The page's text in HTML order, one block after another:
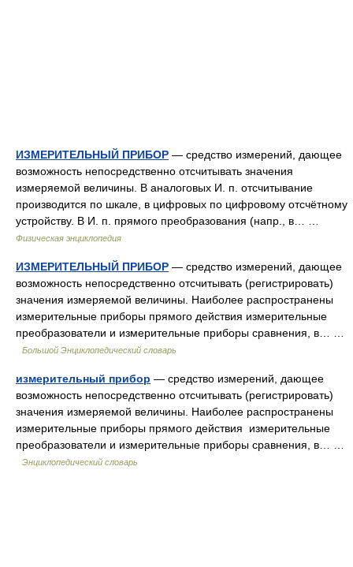
ИЗМЕРИТЕЛЬНЫЙ ПРИБОР — средство измерений, дающее
возможность непосредственно отсчитывать значения
измеряемой величины. В аналоговых И. п. отсчитывание
производится по шкале, в цифровых по цифровому отсчётному
устройству. В И. п. прямого преобразования (напр., в… …
Физическая энциклопедия
ИЗМЕРИТЕЛЬНЫЙ ПРИБОР — средство измерений, дающее
возможность непосредственно отсчитывать (регистрировать)
значения измеряемой величины. Наиболее распространены
измерительные приборы прямого действия измерительные
преобразователи и измерительные приборы сравнения, в… …
Большой Энциклопедический словарь
измерительный прибор — средство измерений, дающее
возможность непосредственно отсчитывать (регистрировать)
значения измеряемой величины. Наиболее распространены
измерительные приборы прямого действия измерительные
преобразователи и измерительные приборы сравнения, в… …
Энциклопедический словарь